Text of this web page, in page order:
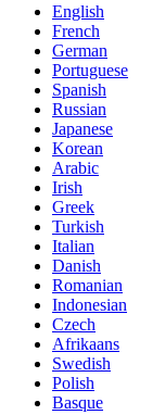
English
French
German
Portuguese
Spanish
Russian
Japanese
Korean
Arabic
Irish
Greek
Turkish
Italian
Danish
Romanian
Indonesian
Czech
Afrikaans
Swedish
Polish
Basque